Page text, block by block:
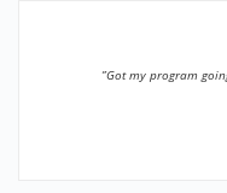
”Got my program